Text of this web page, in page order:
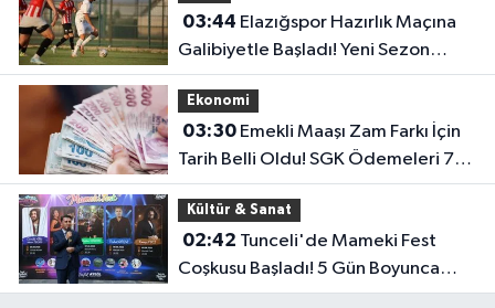
03:44
Galibiyetle Başladı! Yeni Sezon
Öncesi Umut Veren Performans
Ekonomi
03:30Emekli Maaşı Zam Farkı İçin
Tarih Belli Oldu! SGK Ödemeleri 7
Ağustos'ta Başlıyor
Kültür & Sanat
02:42
Coşkusu Başladı! 5 Gün Boyunca
Etkinlikler Düzenlenecek